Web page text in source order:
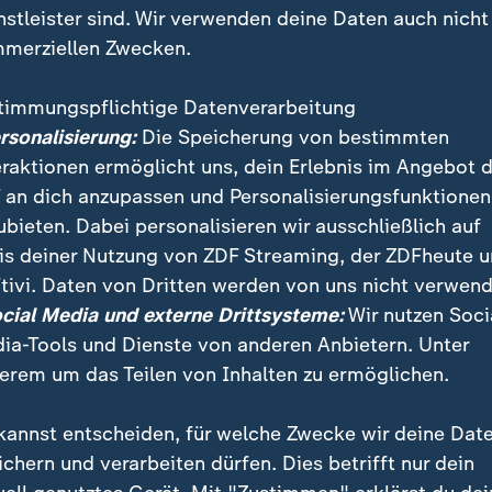
des Vulkans Kilauea auf Hawaii hat eine
erschüttert. Hunderte Bewohner mussten in
sind. Wir verwenden deine Daten auch nicht
Zwecken.
Datenverarbeitung
Die Speicherung von bestimmten
ermöglicht uns, dein Erlebnis im Angebot
an dich anzupassen und Personalisierungsfunktionen
Dabei personalisieren wir ausschließlich auf
deiner Nutzung von ZDF Streaming, der ZDFheute
Daten von Dritten werden von uns nicht
Media und externe Drittsysteme:Wir nutzen
Tools und Dienste von anderen Anbietern. Unter
um das Teilen von Inhalten zu ermöglichen.
entscheiden, für welche Zwecke wir deine
und verarbeiten dürfen. Dies betrifft nur dein